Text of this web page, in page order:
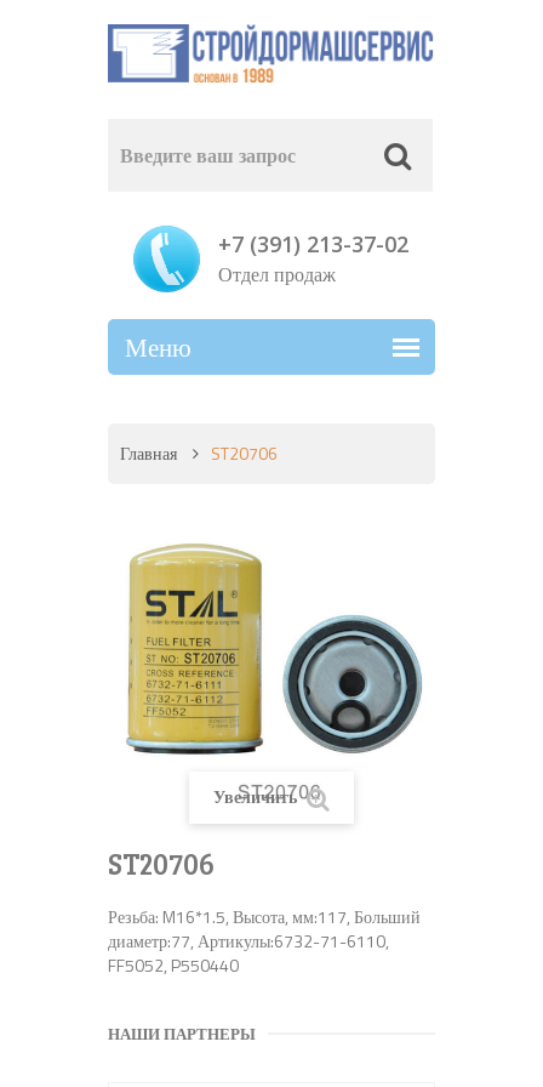
+7 (391) 213-37-02
Отдел продаж
Главная ST20706
Увеличить
ST20706
Резьба: M16*1.5, Высота, мм:117, Больший
диаметр:77, Артикулы:6732-71-6110,
FF5052, P550440
НАШИ ПАРТНЕРЫ